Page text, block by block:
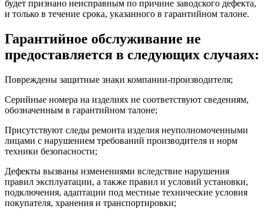
будет признано неисправным по причине заводского дефекта,
и только в течение срока, указанного в гарантийном талоне.
Гарантийное обслуживание не
предоставляется в следующих случаях:
Повреждены защитные знаки компании-производителя;
Серийные номера на изделиях не соответствуют сведениям,
обозначенным в гарантийном талоне;
Присутствуют следы ремонта изделия неуполномоченными
лицами с нарушением требований производителя и норм
техники безопасности;
Дефекты вызваны изменениями вследствие нарушения
правил эксплуатации, а также правил и условий установки,
подключения, адаптации под местные технические условия
покупателя, хранения и транспортировки;